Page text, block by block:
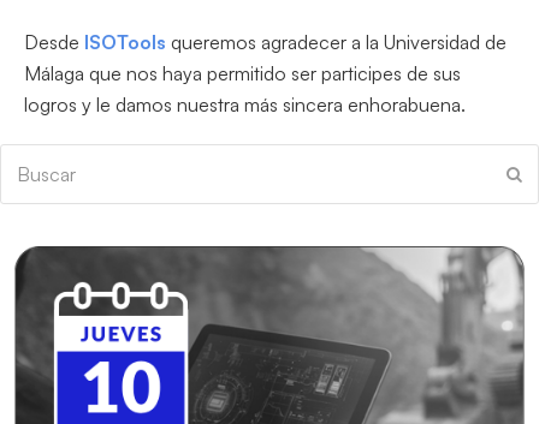
Desde ISOTools queremos agradecer a la Universidad de
Málaga que nos haya permitido ser participes de sus
logros y le damos nuestra más sincera enhorabuena.